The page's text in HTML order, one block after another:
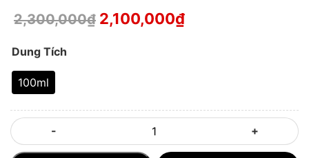
2,300,000₫ 2,100,000₫
Dung Tích
100ml
- +